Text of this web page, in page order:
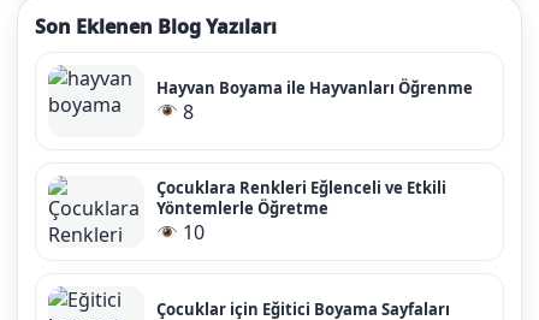
Son Eklenen Blog Yazıları
Hayvan Boyama ile Hayvanları Öğrenme
8
Çocuklara Renkleri Eğlenceli ve Etkili
Yöntemlerle Öğretme
10
Çocuklar için Eğitici Boyama Sayfaları